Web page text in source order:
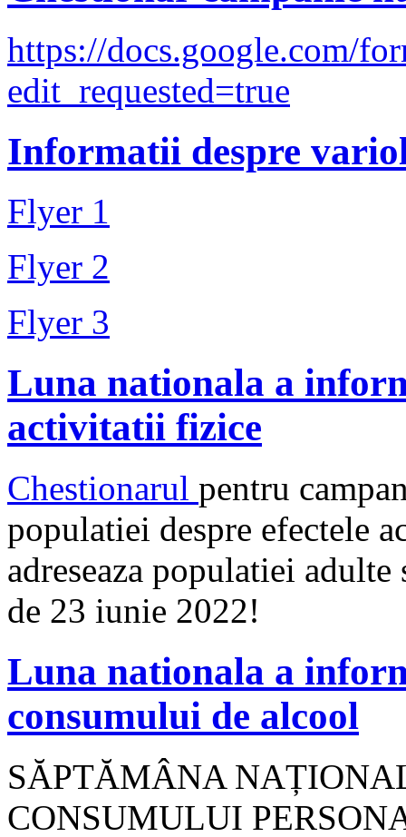
https://docs.google.com/
edit_requested=true
Informatii despre
Flyer 1
Flyer 2
Flyer 3
Luna nationala a
activitatii fizice
Chestionarul pentru
populatiei despre efectele
adreseaza populatiei
de 23 iunie 2022!
Luna nationala a
consumului de alcool
SĂPTĂMÂNA
CONSUMULUI